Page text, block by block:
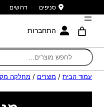
סניפים דרושים
התחברות
עמוד הבית / מוצרים / מחלקה